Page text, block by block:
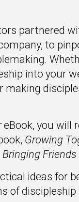
partnered
to
into your
making
eBook, you will
Growing
Friends
ideas for
of